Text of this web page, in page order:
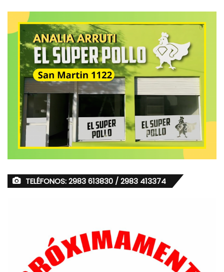
TELÉFONOS: 2983 613830 / 2983 413374